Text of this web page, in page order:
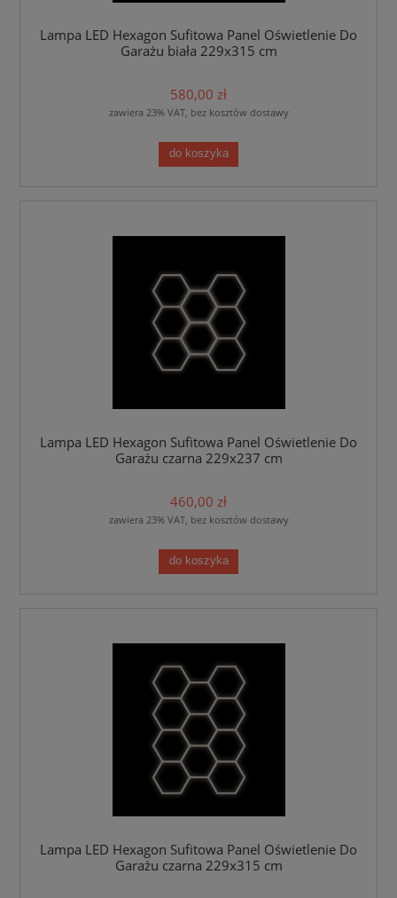
Lampa LED Hexagon Sufitowa Panel Oświetlenie Do
Garażu biała 229x315 cm
580,00 zł
zawiera 23% VAT, bez kosztów dostawy
do koszyka
Lampa LED Hexagon Sufitowa Panel Oświetlenie Do
Garażu czarna 229x237 cm
460,00 zł
zawiera 23% VAT, bez kosztów dostawy
do koszyka
Lampa LED Hexagon Sufitowa Panel Oświetlenie Do
Garażu czarna 229x315 cm